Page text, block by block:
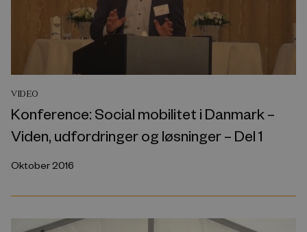
VIDEO
Konference: Social mobilitet i Danmark –
Viden, udfordringer og løsninger – Del 1
Oktober 2016